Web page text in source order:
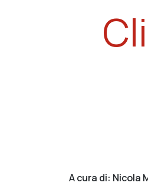
A cura di: Nicola